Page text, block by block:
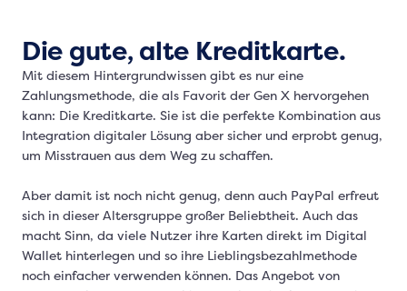
Die gute, alte Kreditkarte.
Mit diesem Hintergrundwissen gibt es nur eine
Zahlungsmethode, die als Favorit der Gen X hervorgehen
kann: Die Kreditkarte. Sie ist die perfekte Kombination aus
Integration digitaler Lösung aber sicher und erprobt genug,
um Misstrauen aus dem Weg zu schaffen.
Aber damit ist noch nicht genug, denn auch PayPal erfreut
sich in dieser Altersgruppe großer Beliebtheit. Auch das
macht Sinn, da viele Nutzer ihre Karten direkt im Digital
Wallet hinterlegen und so ihre Lieblingsbezahlmethode
noch einfacher verwenden können. Das Angebot von